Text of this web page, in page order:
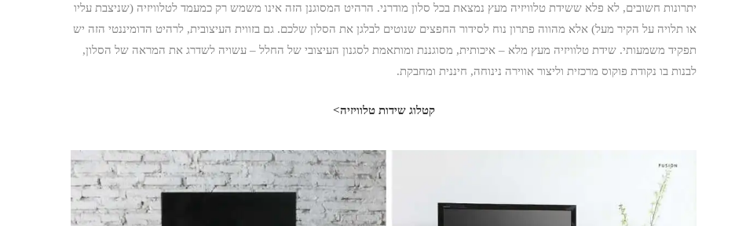
יתרונות חשובים, לא פלא ששידת טלוויזיה מעץ נמצאת בכל סלון מודרני. הרהיט המסוגנן הזה אינו משמש רק כמעמד לטלוויזיה (שניצבת עליו
או תלויה על הקיר מעל) אלא מהווה פתרון נוח לסידור החפצים שנוטים לבלגן את הסלון שלכם. גם בזווית העיצובית, לרהיט הדומיננטי הזה יש
תפקיד משמעותי. שידת טלוויזיה מעץ מלא – איכותית, מסוגננת ומותאמת לסגנון העיצובי של החלל – עשויה לשדרג את המראה של הסלון,
לבנות בו נקודת פוקוס מרכזית וליצור אווירה נינוחה, חיננית ומחבקת.
קטלוג שידות טלוויזיה>